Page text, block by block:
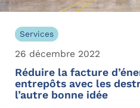
Services
26 décembre 2022
Réduire la facture
entrepôts avec les
l’autre bonne idée